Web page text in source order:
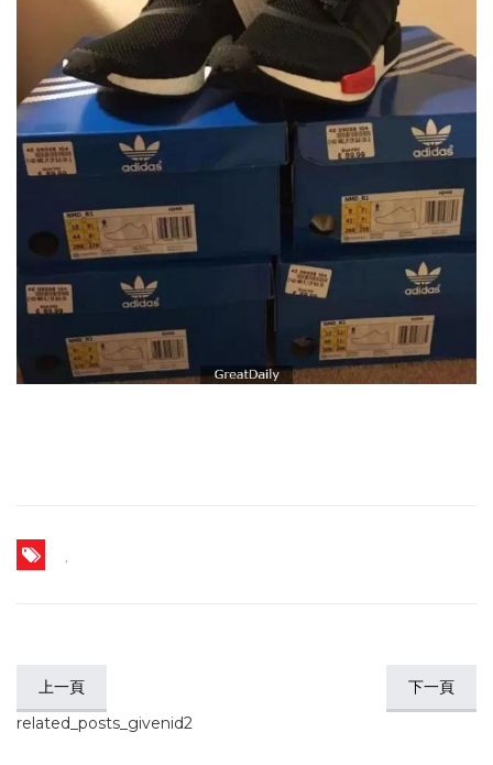
上一頁
下一頁
related_posts_givenid2